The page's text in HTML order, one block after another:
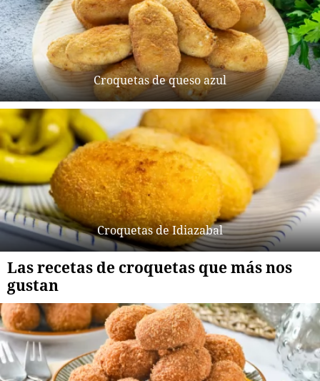
Croquetas de queso azul
Croquetas de Idiazabal
Las recetas de croquetas que más nos
gustan